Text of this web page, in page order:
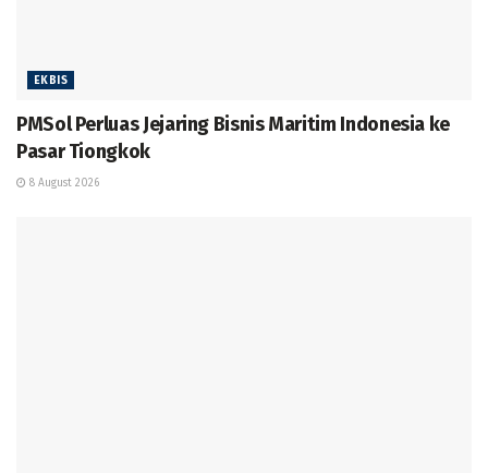
EKBIS
PMSol Perluas Jejaring Bisnis Maritim Indonesia ke
Pasar Tiongkok
8 August 2026